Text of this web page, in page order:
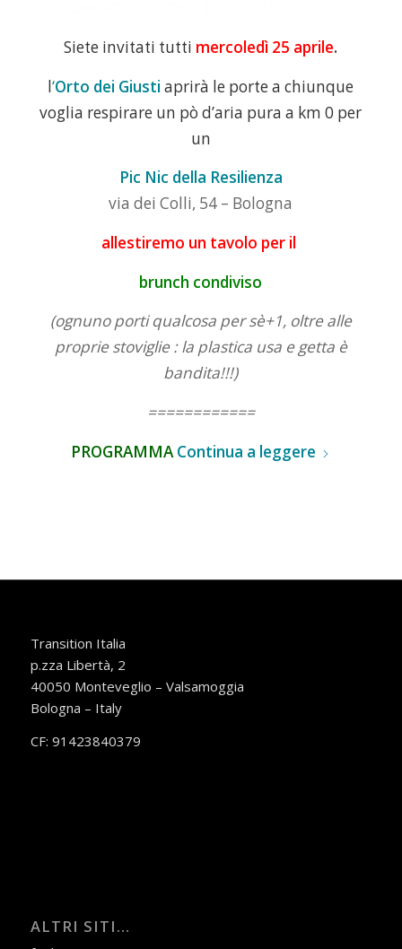
Siete invitati tutti mercoledì 25 aprile.
l‘Orto dei Giusti aprirà le porte a chiunque
voglia respirare un pò d’aria pura a km 0 per
un
Pic Nic della Resilienza
via dei Colli, 54 – Bologna
allestiremo un tavolo per il
brunch condiviso
(ognuno porti qualcosa per sè+1, oltre alle
proprie stoviglie : la plastica usa e getta è
bandita!!!)
============
PROGRAMMA Continua a leggere
Transition Italia
p.zza Libertà, 2
40050 Monteveglio – Valsamoggia
Bologna – Italy
CF: 91423840379
ALTRI SITI…